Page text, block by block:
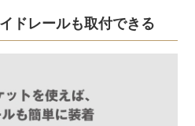
ドレールも取付できる